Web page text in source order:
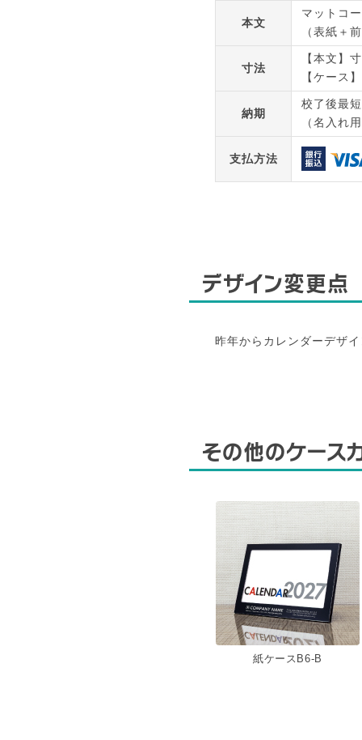
本文
マットコ
（表紙＋
寸法
【本文】
【ケース
納期
校了後最
（名入れ
支払方法
デザイン変更点
昨年からカレンダーデザ
その他のケース
紙ケースB6-B